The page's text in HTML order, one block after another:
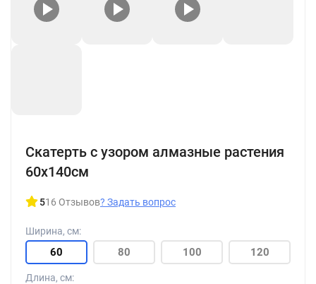
Скатерть с узором алмазные растения
60x140см
516 Отзывов? Задать вопрос
Ширина, см:
60 80 100 120
Длина, см: